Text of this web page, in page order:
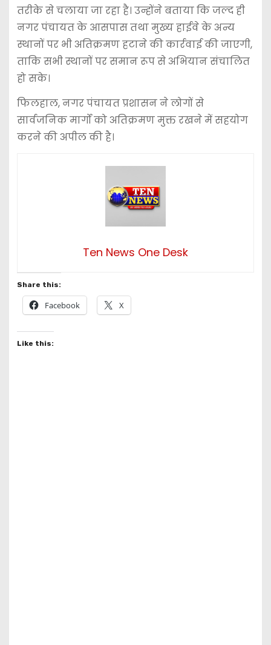
तरीके से चलाया जा रहा है। उन्होंने बताया कि जल्द ही
नगर पंचायत के आसपास तथा मुख्य हाईवे के अन्य
स्थानों पर भी अतिक्रमण हटाने की कार्रवाई की जाएगी,
ताकि सभी स्थानों पर समान रूप से अभियान संचालित
हो सके।
फिलहाल, नगर पंचायत प्रशासन ने लोगों से
सार्वजनिक मार्गों को अतिक्रमण मुक्त रखने में सहयोग
करने की अपील की है।
Ten News One Desk
Share this:
Facebook X
Like this: